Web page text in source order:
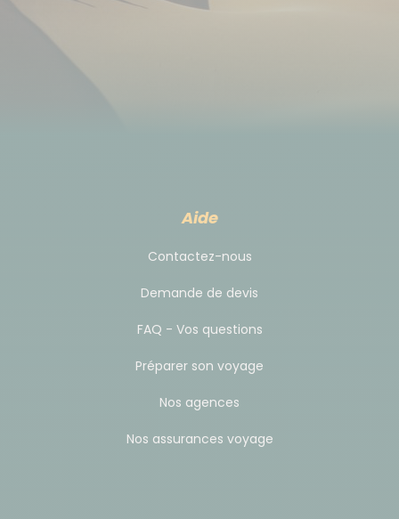
Le "bakchich" est une institution nationale relevant
davantage d'un geste de sympathie que d'une
pour vos guides locaux : à Dana, 3€/pers. /
Aide
Contactez-nous
Demande de devis
FAQ - Vos questions
Préparer son voyage
Nos agences
Nos assurances voyage